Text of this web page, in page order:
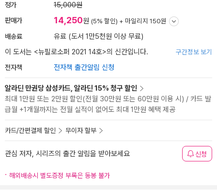
정가 15,000원
판매가 14,250원 (5% 할인) + 마일리지 150원
배송료
유료 (도서 1만5천원 이상 무료)
이 도서는 <뉴필로소퍼 2021 14호>의 신간입니다. 구간정보 보기
전자책 전자책 출간알림 신청
알라딘 만권당 삼성카드, 알라딘 15% 청구 할인
최대 1만원 또는 2만원 할인(전월 30만원 또는 60만원 이용 시) / 카드 발
급월 +1개월까지는 전월 실적이 없어도 최대 1만원 혜택 제공
카드/간편결제 할인 무이자 할부
관심 저자, 시리즈의 출간 알림을 받아보세요 신청
해외배송시 별도증정 부록은 동봉 불가